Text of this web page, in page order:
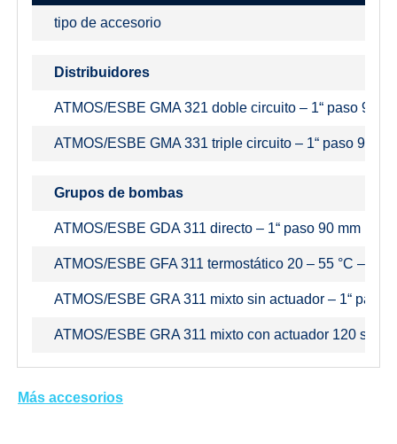
tipo de accesorio
Distribuidores
ATMOS/ESBE GMA 321 doble circuito – 1“ paso 90
ATMOS/ESBE GMA 331 triple circuito – 1“ paso 90
Grupos de bombas
ATMOS/ESBE GDA 311 directo – 1“ paso 90 mm
ATMOS/ESBE GFA 311 termostático 20 – 55 °C – 1“
ATMOS/ESBE GRA 311 mixto sin actuador – 1“ paso
ATMOS/ESBE GRA 311 mixto con actuador 120 s –
Más accesorios